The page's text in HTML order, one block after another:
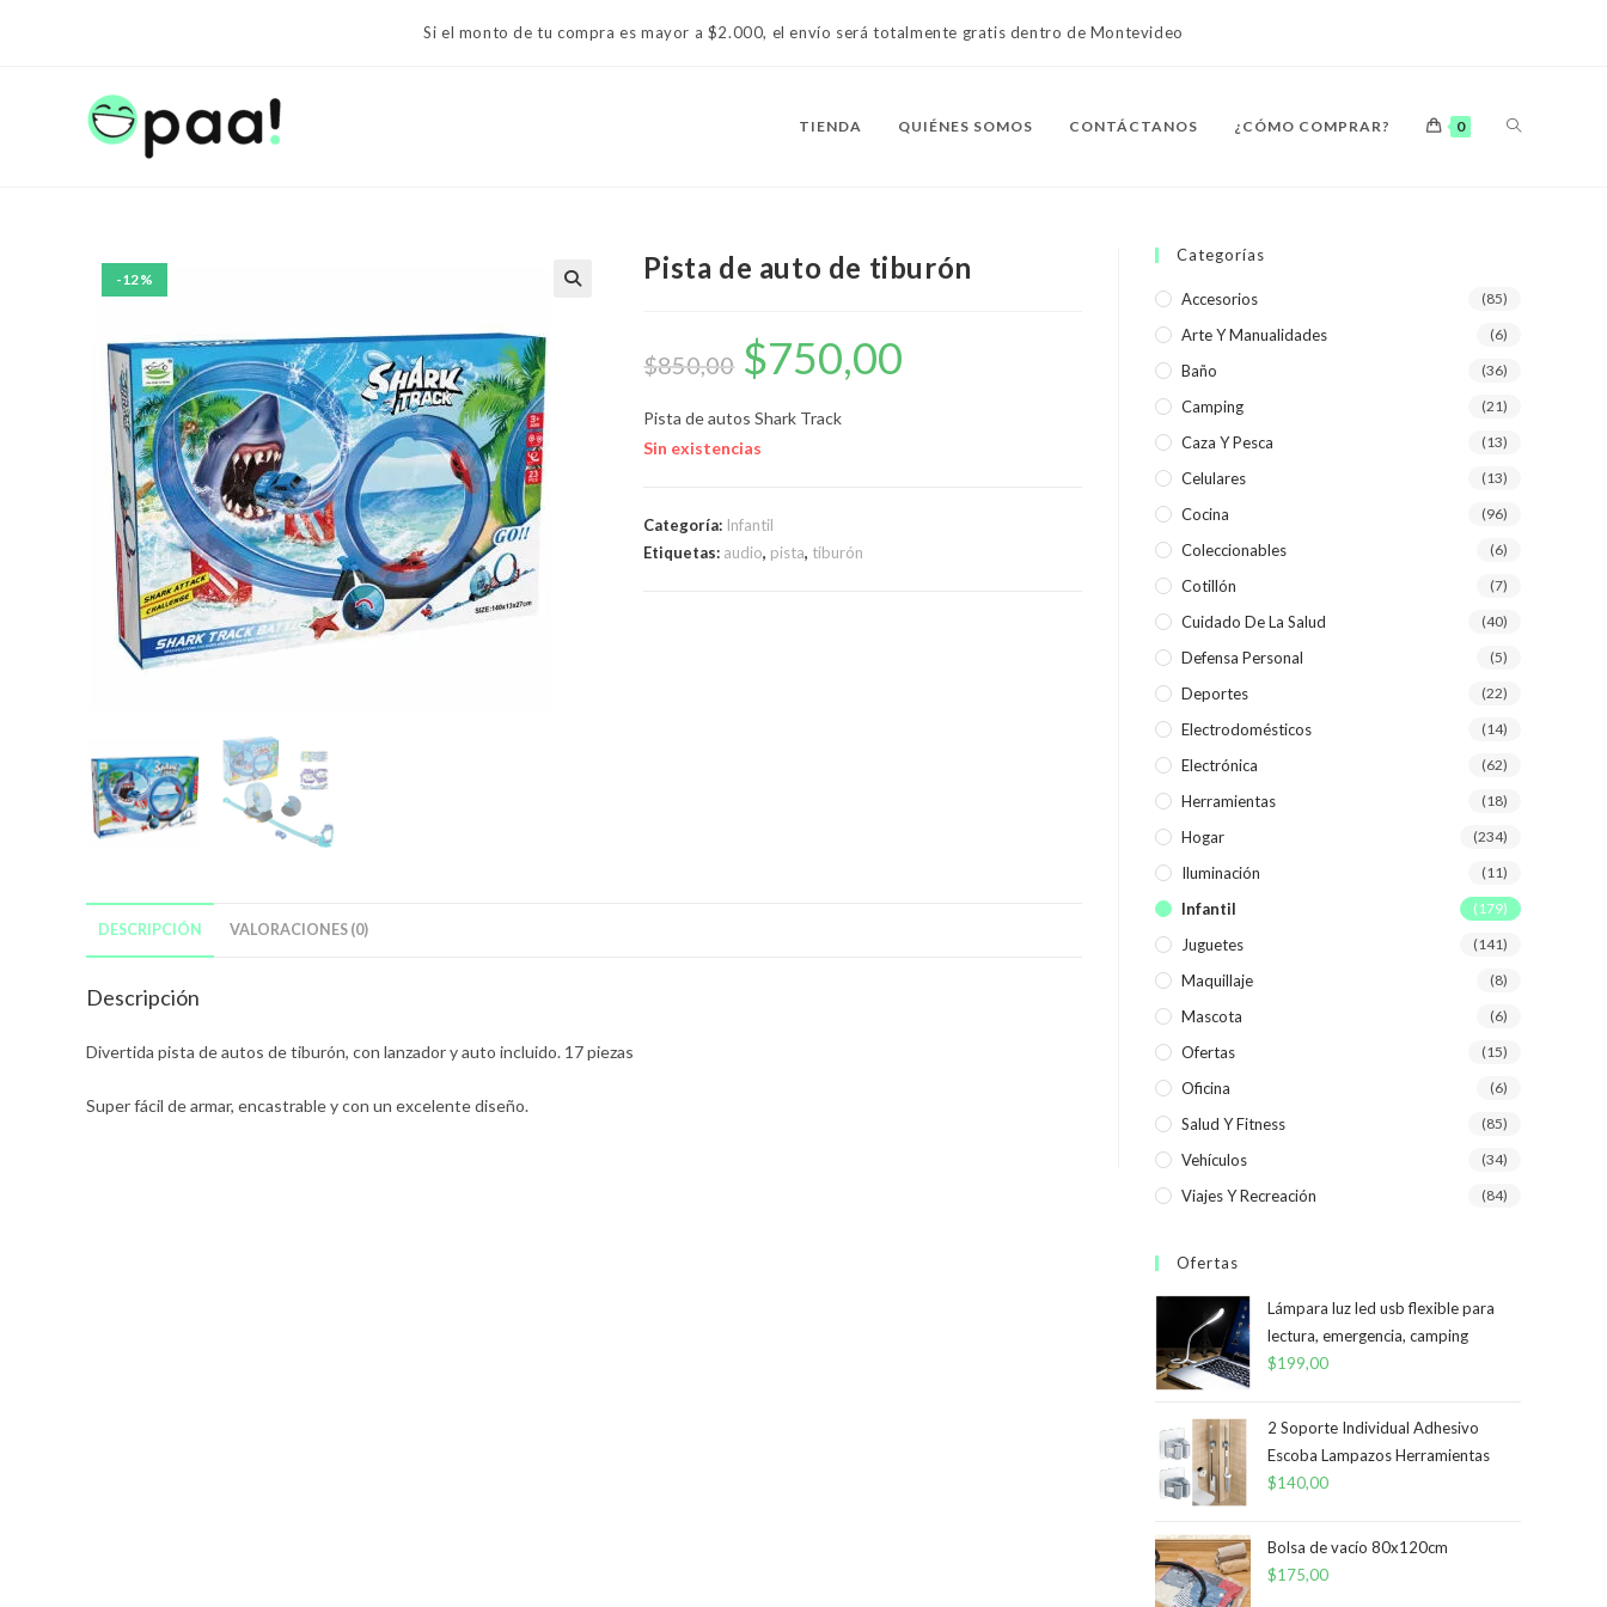
Si el monto de tu compra es mayor a $2.000, el envío será totalmente gratis dentro de Montevideo
TIENDA QUIÉNES SOMOS CONTÁCTANOS ¿CÓMO COMPRAR? 0 ALTERNAR
DE
LA
-12% Pista de auto de tiburón
$850,00
El
precio
original
$850,00.
$750,00
Pista de autos Shark Track
Sin existencias
Categoría: Infantil
Etiquetas: audio, pista, tiburón
DESCRIPCIÓN VALORACIONES (0)
Descripción
Divertida pista de autos de tiburón, con lanzador y auto incluido. 17 piezas
Super fácil de armar, encastrable y con un excelente diseño.
Categorías
Accesorios (85)
Arte Y Manualidades (6)
Baño (36)
Camping (21)
Caza Y Pesca (13)
Celulares (13)
Cocina (96)
Coleccionables (6)
Cotillón (7)
Cuidado De La Salud (40)
Defensa Personal (5)
Deportes (22)
Electrodomésticos (14)
Electrónica (62)
Herramientas (18)
Hogar (234)
Iluminación (11)
Infantil (179)
Juguetes (141)
Maquillaje (8)
Mascota (6)
Ofertas (15)
Oficina (6)
Salud Y Fitness (85)
Vehículos (34)
Viajes Y Recreación (84)
Ofertas
Lámpara luz led usb flexible para
lectura, emergencia, camping
$199,00
2 Soporte Individual Adhesivo
Escoba Lampazos Herramientas
$140,00
Bolsa de vacío 80x120cm
$175,00